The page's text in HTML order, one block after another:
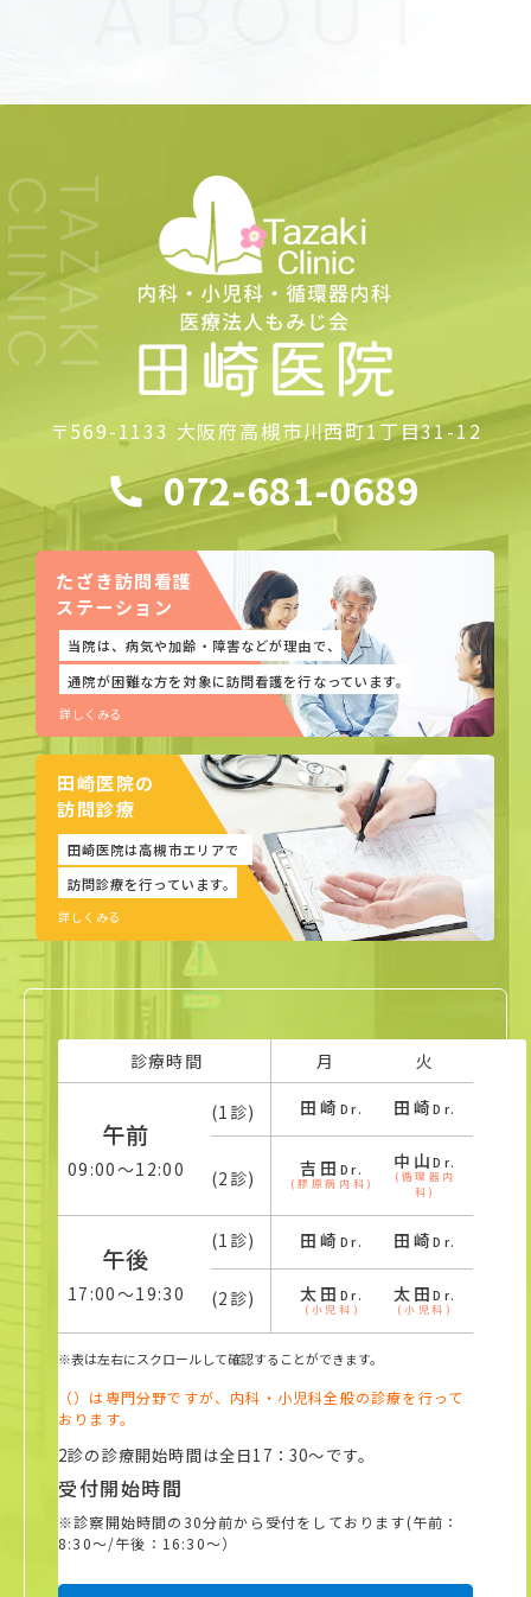
〒569-1133 大阪府高槻市川西町1丁目31-12
072-681-0689
たざき訪問看護
ステーション
当院は、病気や加齢・障害などが理由で、
通院が困難な方を対象に訪問看護を行なっています。
詳しくみる
田崎医院の
訪問診療
田崎医院は高槻市エリアで
訪問診療を行っています。
詳しくみる
診療時間 月 火
午前
09:00〜12:00
(1診) 田崎 Dr. 田崎Dr.
(2診) 吉田 Dr.
(膠原病内科)
中山Dr.
(循環器内
科)
午後
17:00〜19:30
(1診) 田崎 Dr. 田崎Dr.
(2診) 太田 Dr.
(小児科)
太田Dr.
(小児科)
※表は左右にスクロールして確認することができます。
（）は専門分野ですが、内科・小児科全般の診療を行って
おります。
2診の診療開始時間は全日17：30～です。
受付開始時間
※診察開始時間の30分前から受付をしております(午前：
8:30〜/午後：16:30〜）